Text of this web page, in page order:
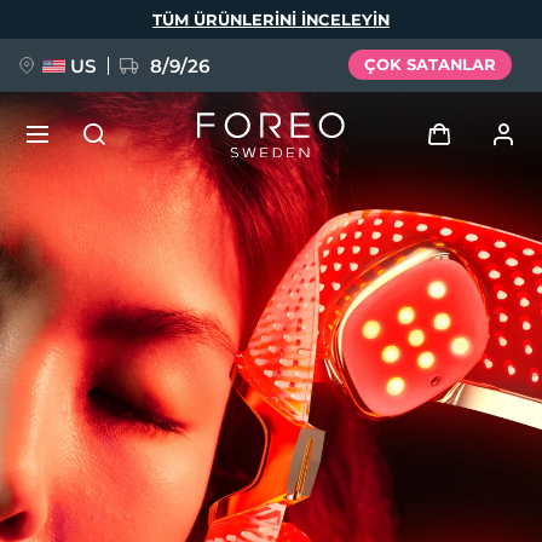
TÜM ÜRÜNLERINI INCELEYIN
US 8/9/26 ÇOK SATANLAR
Giriş
Kullanici profi̇li̇
Cihazlarım
Siparişlerim
Aboneliklerim
YENİ
FAQ™ Pure Beauty-Tech Elixir
BREAKING NEWS
issa™ Teeth Whitening Set
Dil Seçimi
English Deutsch
Español
Français
Italiano
Português
Polski
Svenska
Русский
Türkçe
简体中文 繁體中文